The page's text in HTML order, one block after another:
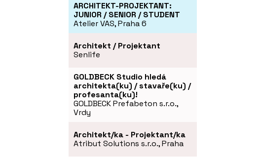
ARCHITEKT-PROJEKTANT:
JUNIOR / SENIOR / STUDENT
Atelier VAS, Praha 6
Architekt / Projektant
Senlife
GOLDBECK Studio hledá
architekta(ku) / stavaře(ku) /
profesanta(ku)!
GOLDBECK Prefabeton s.r.o.,
Vrdy
Architekt/ka - Projektant/ka
Atribut Solutions s.r.o., Praha